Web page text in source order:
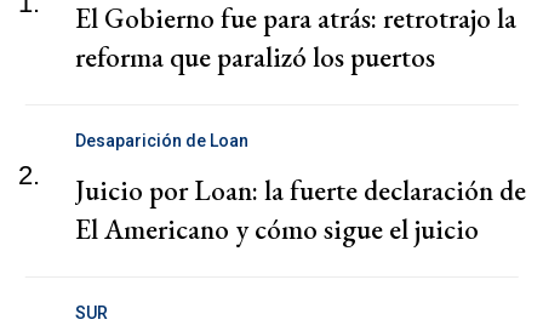
El Gobierno fue para atrás: retrotrajo la
reforma que paralizó los puertos
2.
Desaparición de Loan
Juicio por Loan: la fuerte declaración de
El Americano y cómo sigue el juicio
SUR